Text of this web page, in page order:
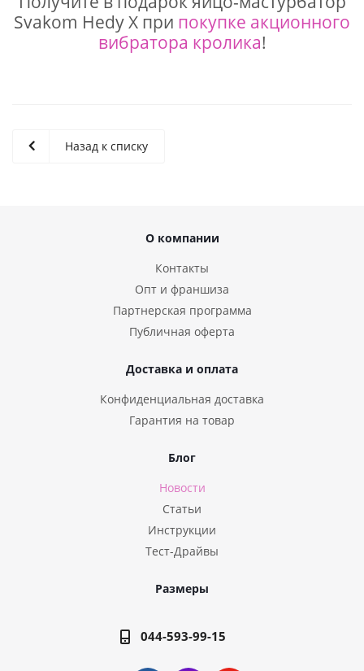
Svakom Hedy X при покупке акционного
вибратора кролика!
Назад к списку
О компании
Контакты
Опт и франшиза
Партнерская программа
Публичная оферта
Доставка и оплата
Конфиденциальная доставка
Гарантия на товар
Блог
Новости
Статьи
Инструкции
Тест-Драйвы
Размеры
044-593-99-15